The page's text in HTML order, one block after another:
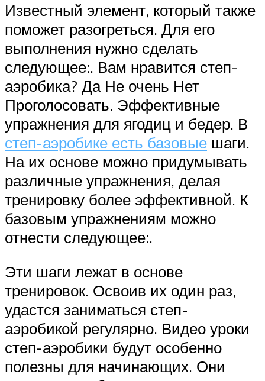
Известный элемент, который также
поможет разогреться. Для его
выполнения нужно сделать
следующее:. Вам нравится степ-
аэробика? Да Не очень Нет
Проголосовать. Эффективные
упражнения для ягодиц и бедер. В
степ-аэробике есть базовые шаги.
На их основе можно придумывать
различные упражнения, делая
тренировку более эффективной. К
базовым упражнениям можно
отнести следующее:.
Эти шаги лежат в основе
тренировок. Освоив их один раз,
удастся заниматься степ-
аэробикой регулярно. Видео уроки
степ-аэробики будут особенно
полезны для начинающих. Они